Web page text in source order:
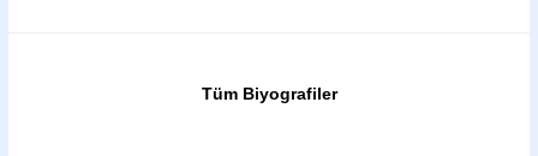
Tüm Biyografiler